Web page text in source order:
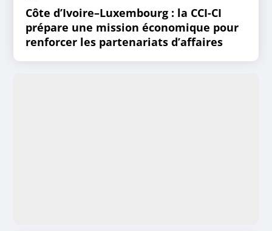
Côte d’Ivoire–Luxembourg : la CCI-CI
prépare une mission économique pour
renforcer les partenariats d’affaires